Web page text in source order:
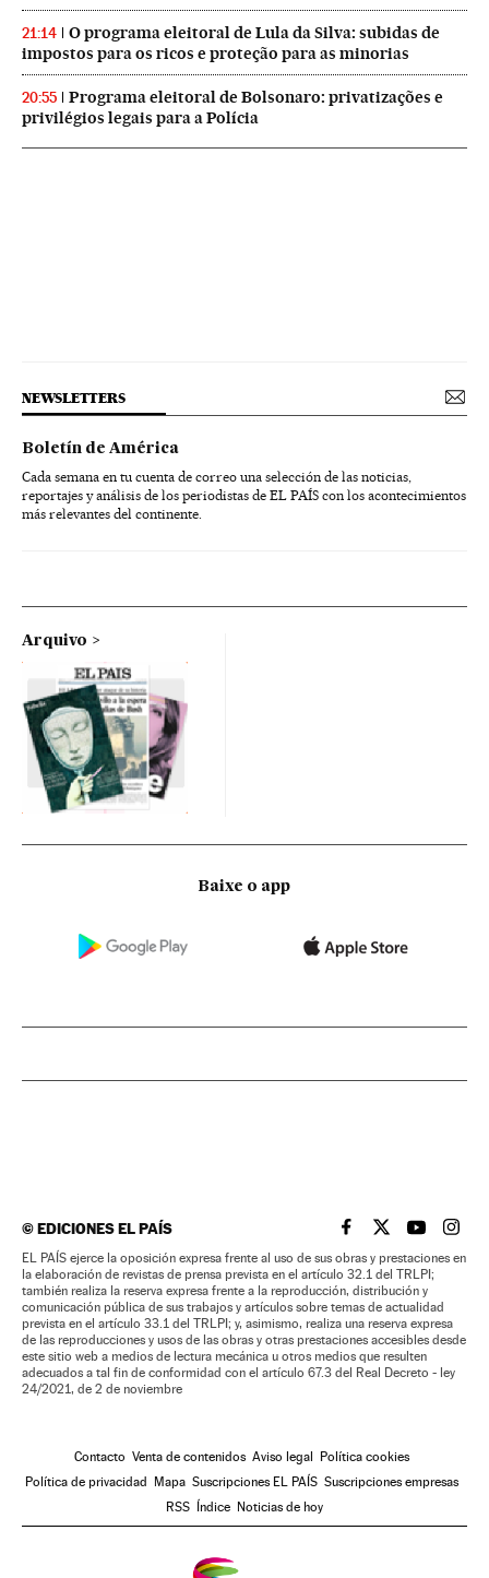
21:14
O programa eleitoral de Lula da Silva: subidas de
impostos para os ricos e proteção para as minorias
20:55
Programa eleitoral de Bolsonaro: privatizações e
privilégios legais para a Polícia
NEWSLETTERS
Boletín de América
Cada semana en tu cuenta de correo una selección de las noticias,
reportajes y análisis de los periodistas de EL PAÍS con los acontecimientos
más relevantes del continente.
Arquivo
Baixe o app
©EDICIONES EL PAÍS EL PAÍS BRASIL EN
EL PAÍSEL PAÍS
EL
EL PAÍS ejerce la oposición expresa frente al uso de sus obras y prestaciones en
la elaboración de revistas de prensa prevista en el artículo 32.1 del TRLPI;
también realiza la reserva expresa frente a la reproducción, distribución y
comunicación pública de sus trabajos y artículos sobre temas de actualidad
prevista en el artículo 33.1 del TRLPI; y, asimismo, realiza una reserva expresa
de las reproducciones y usos de las obras y otras prestaciones accesibles desde
este sitio web a medios de lectura mecánica u otros medios que resulten
adecuados a tal fin de conformidad con el artículo 67.3 del Real Decreto - ley
24/2021, de 2 de noviembre
Contacto Venta de contenidos Aviso legal
Política cookies
Política de privacidad
Mapa Suscripciones EL PAÍS Suscripciones empresas
RSS
Índice Noticias de hoy